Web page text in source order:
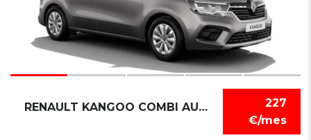
227
€/mes
RENAULT KANGOO COMBI AUTHENTIC